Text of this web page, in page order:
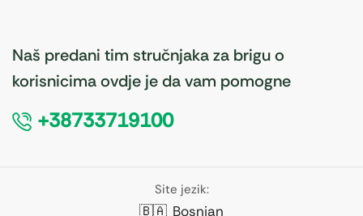
Naš predani tim stručnjaka za brigu o
korisnicima ovdje je da vam pomogne
+38733719100
Site jezik:
🇧🇦 Bosnian